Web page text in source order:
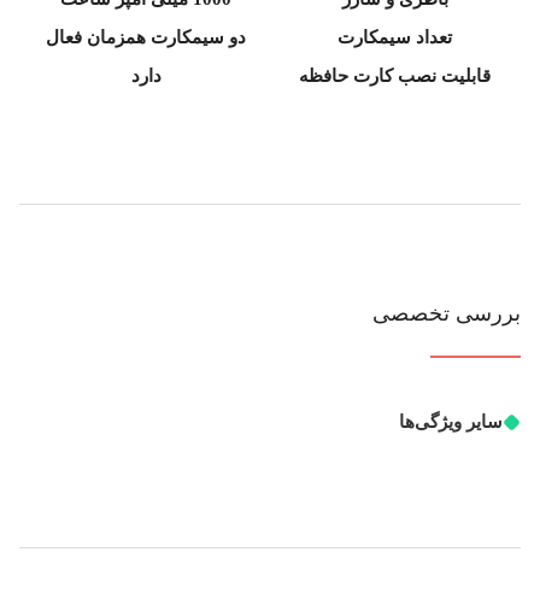
تعداد سیمکارت
دو سیمکارت همزمان فعال
قابلیت نصب کارت حافظه
دارد
بررسی تخصصی
سایر ویژگی‌ها